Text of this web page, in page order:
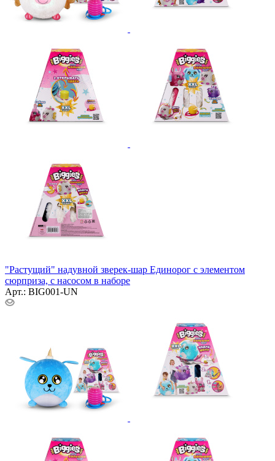
"Растущий" надувной зверек-шар Единорог с элементом
сюрприза, с насосом в наборе
Арт.: BIG001-UN